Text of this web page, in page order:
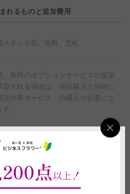
れるものと追加費用
スタンド花、送料、立札
、有料のオプションサービスの追加
望される場合は、商品購入と同時に
品付帯サービス」の購入が必要にな
す。
とつひとつが手作りのため、サイズ、形
点以上！